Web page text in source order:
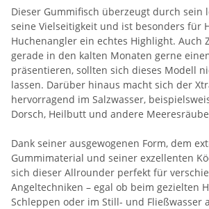
Dieser Gummifisch überzeugt durch sein
seine Vielseitigkeit und ist besonders für
Huchenangler ein echtes Highlight. Auch
gerade in den kalten Monaten gerne
präsentieren, sollten sich dieses Modell
lassen. Darüber hinaus macht sich der
hervorragend im Salzwasser,
Dorsch, Heilbutt und andere
Dank seiner ausgewogenen Form, dem
Gummimaterial und seiner exzellenten
sich dieser Allrounder perfekt für
Angeltechniken – egal ob beim gezielten
Schleppen oder im Still- und Fließwasser